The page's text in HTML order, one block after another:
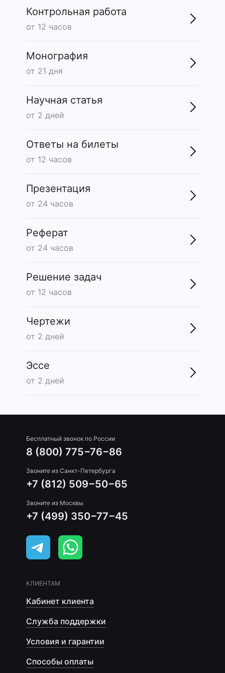
Контрольная работа
от 12 часов
Монография
от 21 дня
Научная статья
от 2 дней
Ответы на билеты
от 12 часов
Презентация
от 24 часов
Реферат
от 24 часов
Решение задач
от 12 часов
Чертежи
от 2 дней
Эссе
от 2 дней
Бесплатный звонок по России
8 (800) 775−76−86
Звоните из Санкт-Петербурга
+7 (812) 509−50−65
Звоните из Москвы
+7 (499) 350−77−45
КЛИЕНТАМ
Кабинет клиента
Служба поддержки
Условия и гарантии
Способы оплаты